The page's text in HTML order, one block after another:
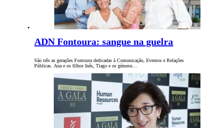
ADN Fontoura: sangue na guelra
São três as gerações Fontoura dedicadas à Comunicação, Eventos e Relações
Públicas. Ana e os filhos Inês, Tiago e os gémeos…